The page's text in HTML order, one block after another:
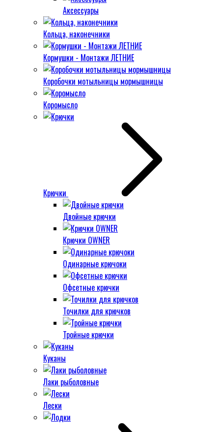
Аксессуары
Кольца, наконечники
Кормушки - Монтажи ЛЕТНИЕ
Коробочки мотыльницы мормышницы
Коромысло
Крючки
Двойные крючки
Крючки OWNER
Одинарные крючоки
Офсетные крючки
Точилки для крючков
Тройные крючки
Куканы
Лаки рыболовные
Лески